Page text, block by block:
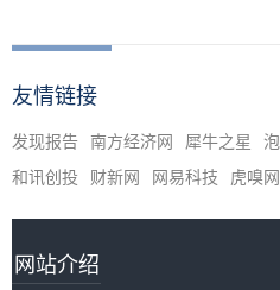
友情链接
发现报告 南方经济网 犀牛之星
和讯创投
财新网 网易科技 虎嗅网
网站介绍